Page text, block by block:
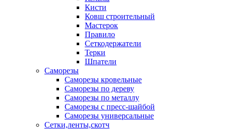
Кисти
Ковш строительный
Мастерок
Правило
Сеткодержатели
Терки
Шпатели
Саморезы
Саморезы кровельные
Саморезы по дереву
Саморезы по металлу
Саморезы с пресс-шайбой
Саморезы универсальные
Сетки,ленты,скотч